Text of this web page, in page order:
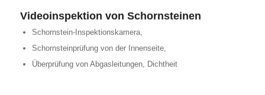
Videoinspektion von Schornsteinen
Schornstein-Inspektionskamera,
Schornsteinprüfung von der Innenseite,
Überprüfung von Abgasleitungen, Dichtheit